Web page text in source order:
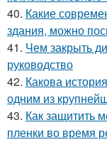
40. Какие
здания, можно
41. Чем закрыть
руководство
42. Какова
одним из
43. Как защитить
пленки во время